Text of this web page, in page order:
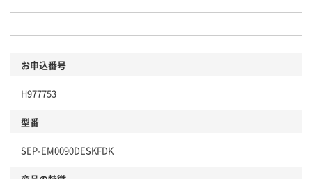
お申込番号
H977753
型番
SEP-EM0090DESKFDK